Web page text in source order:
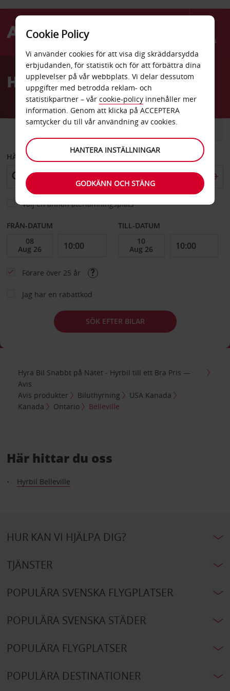
Menu
AvisHyrbil Belleville
BIL
HÄMTA FRÅN
Välj en annan återlämningsplats
FRÅN-DATUM TILL-DATUM
Förare över 25 år
Jag har en rabattkod
SÖK EFTER BILAR
Hyra Bil Snabbt på Nätet - Hyrbil till ett Bra Pris —
Avis
Avis produkter
Biluthyrning
USA Kanada
Kanada
Ontario Belleville
Här hittar du oss
Hyrbil Belleville
HUR KAN VI HJÄLPA DIG?
TJÄNSTER
POPULÄRA SVENSKA FLYGPLATSER
POPULÄRA SVENSKA STÄDER
POPULÄRA FLYGPLATSER
POPULÄRA DESTINATIONER
Cookie Policy
Vi använder cookies för att visa dig skräddarsydda
erbjudanden, för statistik och för att förbättra dina
upplevelser på vår webbplats. Vi delar dessutom
uppgifter med betrodda reklam- och
statistikpartner – vår cookie-policy innehåller mer
information. Genom att klicka på ACCEPTERA
samtycker du till vår användning av cookies.
HANTERA INSTÄLLNINGAR
GODKÄNN OCH STÄNG